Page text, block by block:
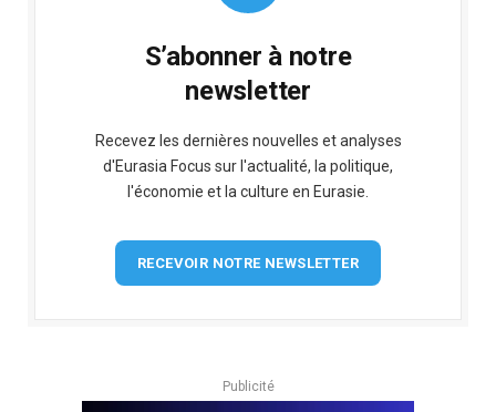
S’abonner à notre
newsletter
Recevez les dernières nouvelles et analyses
d'Eurasia Focus sur l'actualité, la politique,
l'économie et la culture en Eurasie.
RECEVOIR NOTRE NEWSLETTER
Publicité